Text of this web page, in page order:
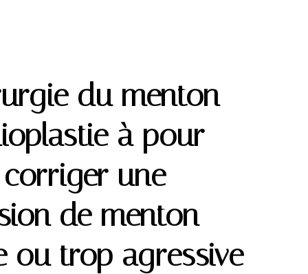
du menton
à pour
une
de menton
ou trop agressive